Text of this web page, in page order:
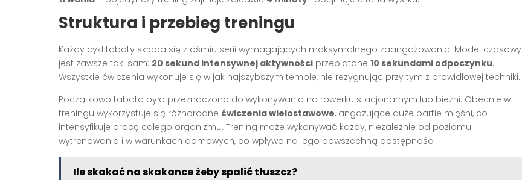
Struktura i przebieg treningu
Każdy cykl tabaty składa się z ośmiu serii wymagających maksymalnego zaangażowania. Model czasowy
jest zawsze taki sam: 20 sekund intensywnej aktywności przeplatane 10 sekundami odpoczynku.
Wszystkie ćwiczenia wykonuje się w jak najszybszym tempie, nie rezygnując przy tym z prawidłowej techniki.
Początkowo tabata była przeznaczona do wykonywania na rowerku stacjonarnym lub bieżni. Obecnie w
treningu wykorzystuje się różnorodne ćwiczenia wielostawowe, angażujące duże partie mięśni, co
intensyfikuje pracę całego organizmu. Trening może wykonywać każdy, niezależnie od poziomu
wytrenowania i w warunkach domowych, co wpływa na jego powszechną dostępność.
Ile skakać na skakance żeby spalić tłuszcz?